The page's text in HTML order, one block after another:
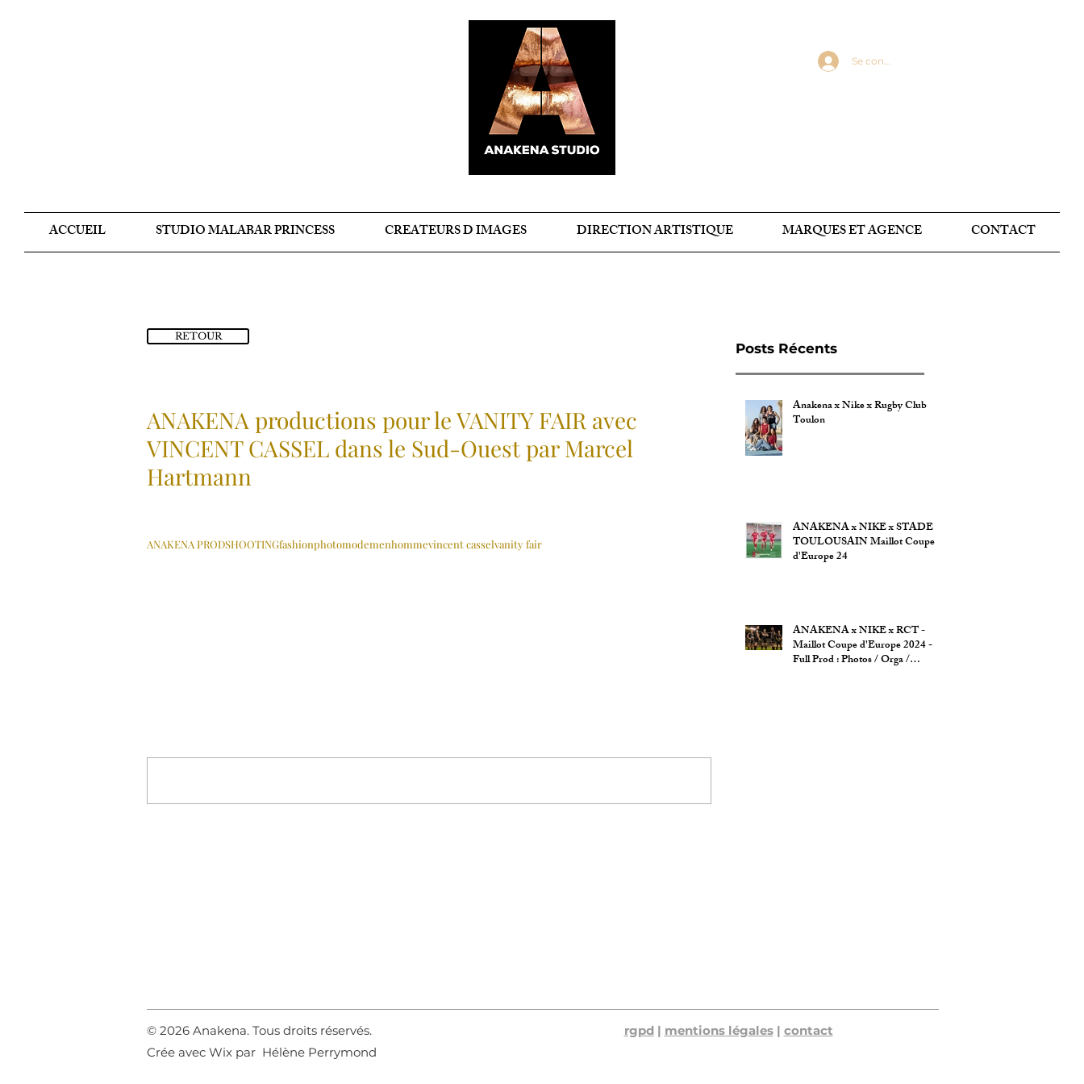
Se connecter
ACCUEIL STUDIO MALABAR PRINCESS CREATEURS D IMAGES DIRECTION ARTISTIQUE MARQUES ET AGENCE CONTACT
RETOUR
Posts Récents
ANAKENA productions pour le VANITY FAIR avec
VINCENT CASSEL dans le Sud-Ouest par Marcel
Hartmann
ANAKENA PRODSHOOTINGfashionphotomodemenhommevincent casselvanity fair
Anakena x Nike x Rugby Club
Toulon
ANAKENA x NIKE x STADE
TOULOUSAIN Maillot Coupe
d'Europe 24
ANAKENA x NIKE x RCT -
Maillot Coupe d'Europe 2024 -
Full Prod : Photos / Orga /
© 2026 Anakena. Tous droits réservés.
Crée avec Wix par Hélène Perrymond
rgpd | mentions légales| contact